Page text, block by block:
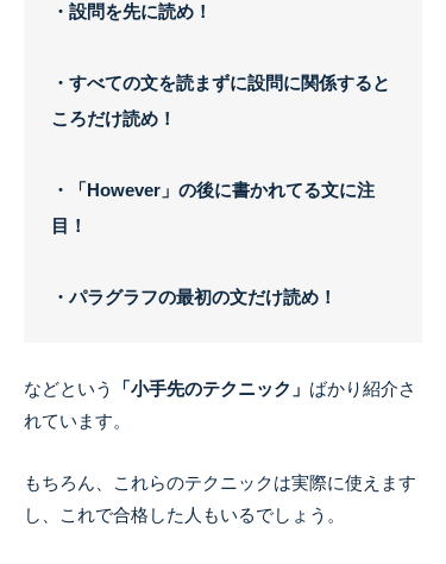
・設問を先に読め！
・すべての文を読まずに設問に関係すると
ころだけ読め！
・「However」の後に書かれてる文に注
目！
・パラグラフの最初の文だけ読め！
などという 「小手先のテクニック」 ばかり紹介さ
れています。
もちろん、これらのテクニックは実際に使えます
し、これで合格した人もいるでしょう。